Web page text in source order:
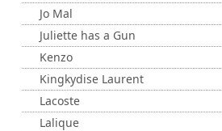
Jo Mal
Juliette has a Gun
Kenzo
Kingkydise Laurent
Lacoste
Lalique